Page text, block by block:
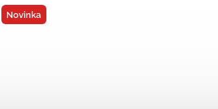
Novinka